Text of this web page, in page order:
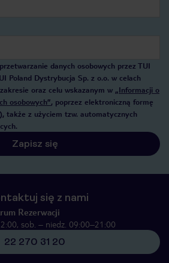
danych osobowych przez TUI
Poland Dystrybucja Sp. z o.o. w celach
oraz celu wskazanym w „Informacji o
osobowych”, poprzez elektroniczną formę
także z użyciem tzw. automatycznych
Zapisz się
się z nami
Rezerwacji
sob. – niedz. 09:00–21:00
22 270 31 20